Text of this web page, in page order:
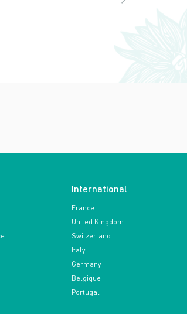
International
France
United Kingdom
Switzerland
Italy
Germany
Belgique
Portugal